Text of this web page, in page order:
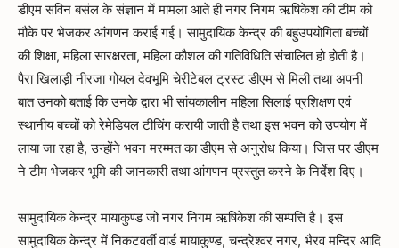
डीएम सविन बसंल के संज्ञान में मामला आते ही नगर निगम ऋषिकेश की टीम को
मौके पर भेजकर आंगणन कराई गई। सामुदायिक केन्द्र की बहुउपयोगिता बच्चों
की शिक्षा, महिला सारक्षरता, महिला कौशल की गतिविधिति संचालित हो होती है।
पैरा खिलाड़ी नीरजा गोयल देवभूमि चेरीटेबल ट्रस्ट डीएम से मिली तथा अपनी
बात उनको बताई कि उनके द्वारा भी सांयकालीन महिला सिलाई प्रशिक्षण एवं
स्थानीय बच्चों को रेमेडियल टीचिंग करायी जाती है तथा इस भवन को उपयोग में
लाया जा रहा है, उन्होंने भवन मरम्मत का डीएम से अनुरोध किया। जिस पर डीएम
ने टीम भेजकर भूमि की जानकारी तथा आंगणन प्रस्तुत करने के निर्देश दिए।
सामुदायिक केन्द्र मायाकुण्ड जो नगर निगम ऋषिकेश की सम्पत्ति है। इस
सामुदायिक केन्द्र में निकटवर्ती वार्ड मायाकुण्ड, चन्द्रेश्वर नगर, भैरव मन्दिर आदि